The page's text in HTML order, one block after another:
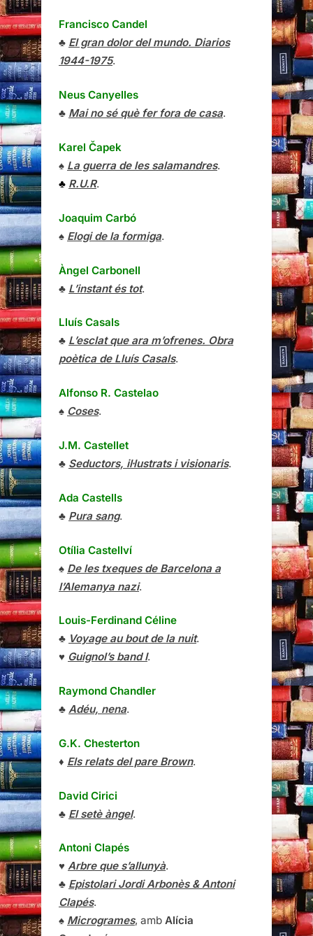
Francisco Candel
♣ El gran dolor del mundo. Diarios
1944-1975.
Neus Canyelles
♣ Mai no sé què fer fora de casa.
Karel Čapek
♠ La guerra de les salamandres.
♣ R.U.R.
Joaquim Carbó
♠ Elogi de la formiga.
Àngel Carbonell
♣ L’instant és tot.
Lluís Casals
♣ L’esclat que ara m’ofrenes. Obra
poètica de Lluís Casals.
Alfonso R. Castelao
♠ Coses.
J.M. Castellet
♣ Seductors, il·lustrats i visionaris.
Ada Castells
♣ Pura sang.
Otília Castellví
♠ De les txeques de Barcelona a
l’Alemanya nazi.
Louis-Ferdinand Céline
♣ Voyage au bout de la nuit.
♥ Guignol’s band I.
Raymond Chandler
♣ Adéu, nena.
G.K. Chesterton
♦ Els relats del pare Brown.
David Cirici
♣ El setè àngel.
Antoni Clapés
♥ Arbre que s’allunyà.
♣ Epistolari Jordi Arbonès & Antoni
Clapés.
♠ Microgrames, amb Alícia